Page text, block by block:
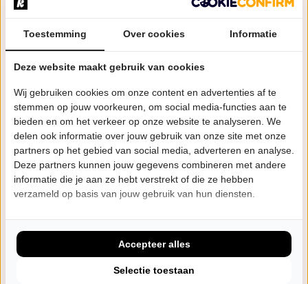
herdefinieerde. In Simply Tina stapt zangeres Bonita
Niessen in de voetsporen van de legende, en pakt ze
de essentie van Tina Turner tot in de perfectie. De
explosieve begintijd van de Ike & Tina Turner Revue
passeert, net als haar iconische comeback en haar
transformatie tot wereldwijd symbool van kracht en
onverzettelijkheid.
Bonita is een absolute vakvrouw. Ze deelde het
podium met Michael Bublé en stond regelmatig als
achtergrondzangeres bij Helene Fischer, en wanneer
zij het podium betreedt voel je de passie, soul en
onvergetelijke energie waar Tina om bekend stond.
Aan haar zijde: een liveband van vijf topmuzikanten en
twee fantastische achtergrondzangeressen die de
Toestemming Over cookies Informatie
Deze website maakt gebruik van cookies
Wij gebruiken cookies om onze content en advertenties af te
stemmen op jouw voorkeuren, om social media-functies aan te
bieden en om het verkeer op onze website te analyseren. We
delen ook informatie over jouw gebruik van onze site met onze
partners op het gebied van social media, adverteren en analyse.
Deze partners kunnen jouw gegevens combineren met andere
informatie die je aan ze hebt verstrekt of die ze hebben
verzameld op basis van jouw gebruik van hun diensten.
Selectie toestaan
Accepteer alles